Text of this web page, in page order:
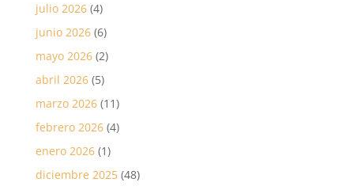
julio 2026(4)
junio 2026(6)
mayo 2026(2)
abril 2026(5)
marzo 2026(11)
febrero 2026(4)
enero 2026(1)
diciembre 2025(48)